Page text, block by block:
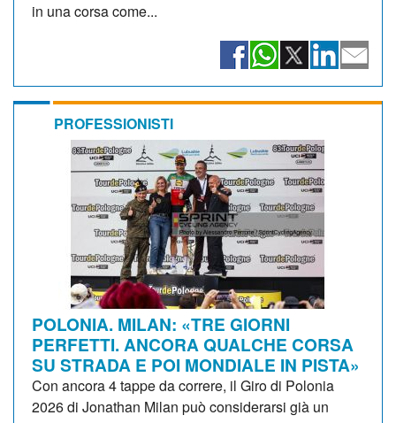
in una corsa come...
PROFESSIONISTI
POLONIA. MILAN: «TRE GIORNI
PERFETTI. ANCORA QUALCHE CORSA
SU STRADA E POI MONDIALE IN PISTA»
Con ancora 4 tappe da correre, il Giro di Polonia
2026 di Jonathan Milan può considerarsi già un